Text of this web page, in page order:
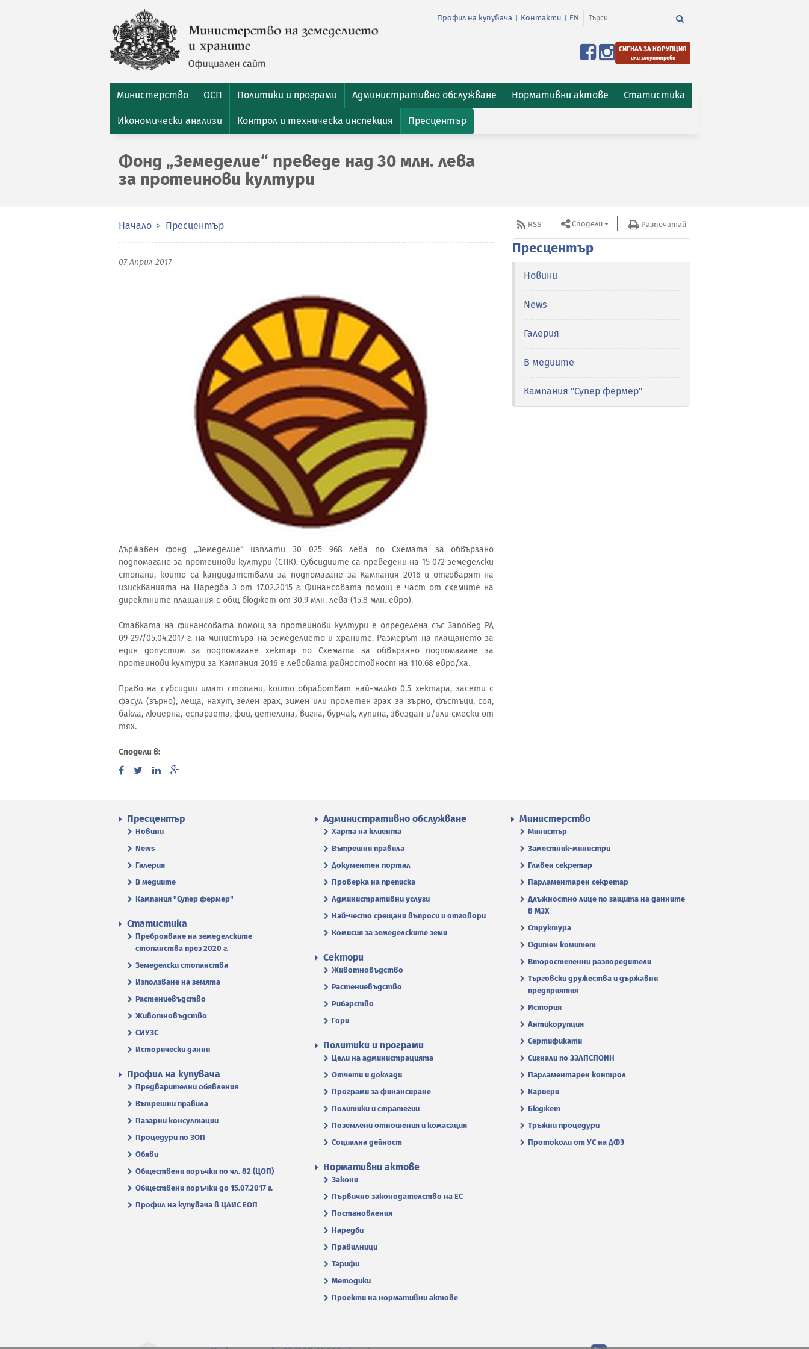
Профил на купувача Контакти EN
СИГНАЛ ЗА КОРУПЦИЯ
или злоупотреби
Министерство ОСП Политики и програми Административно обслужване Нормативни актове Статистика
Икономически анализи Контрол и техническа инспекция Пресцентър
Фонд „Земеделие“ преведе над 30 млн. лева
за протеинови култури
Начало Пресцентър
07 Април 2017
Държавен фонд „Земеделие“ изплати 30 025 968 лева по Схемата за обвързано
подпомагане за протеинови култури (СПК). Субсидиите са преведени на 15 072 земеделски
стопани, които са кандидатствали за подпомагане за Кампания 2016 и отговарят на
изискванията на Наредба 3 от 17.02.2015 г. Финансовата помощ е част от схемите на
директните плащания с общ бюджет от 30.9 млн. лева (15.8 млн. евро).
Ставката на финансовата помощ за протеинови култури е определена със Заповед РД
09-297/05.04.2017 г. на министъра на земеделието и храните. Размерът на плащането за
един допустим за подпомагане хектар по Схемата за обвързано подпомагане за
протеинови култури за Кампания 2016 е левовата равностойност на 110.68 евро/ха.
Право на субсидии имат стопани, които обработват най-малко 0.5 хектара, засети с
фасул (зърно), леща, нахут, зелен грах, зимен или пролетен грах за зърно, фъстъци, соя,
бакла, люцерна, еспарзета, фий, детелина, вигна, бурчак, лупина, звездан и/или смески от
тях.
Сподели в:
RSS Сподели Разпечатай
Пресцентър
Новини
News
Галерия
В медиите
Кампания "Супер фермер"
Пресцентър
Новини
News
Галерия
В медиите
Кампания "Супер фермер"
Административно обслужване
Харта на клиента
Вътрешни правила
Документен портал
Проверка на преписка
Административни услуги
Най-често срещани въпроси и отговори
Комисия за земеделските земи
Министерство
Министър
Заместник-министри
Главен секретар
Парламентарен секретар
Длъжностно лице по защита на данните
в МЗХ
Структура
Одитен комитет
Второстепенни разпоредители
Търговски дружества и държавни
предприятия
История
Антикорупция
Сертификати
Сигнали по ЗЗЛПСПОИН
Парламентарен контрол
Кариери
Бюджет
Тръжни процедури
Протоколи от УС на ДФЗ
Статистика
Преброяване на земеделските
стопанства през 2020 г.
Земеделски стопанства
Използване на земята
Растениевъдство
Животновъдство
СИУЗС
Исторически данни
Сектори
Животновъдство
Растениевъдство
Рибарство
Гори
Политики и програми
Цели на администрацията
Отчети и доклади
Програми за финансиране
Политики и стратегии
Поземлени отношения и комасация
Социална дейност
Профил на купувача
Предварителни обявления
Вътрешни правила
Пазарни консултации
Процедури по ЗОП
Обяви
Обществени поръчки по чл. 82 (ЦОП)
Обществени поръчки до 15.07.2017 г.
Профил на купувача в ЦАИС ЕОП
Нормативни актове
Закони
Първично законодателство на ЕС
Постановления
Наредби
Правилници
Тарифи
Методики
Проекти на нормативни актове